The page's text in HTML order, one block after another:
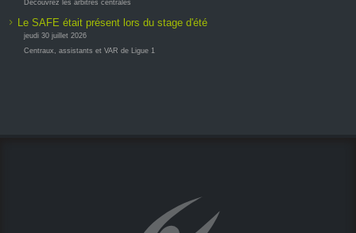
Découvrez les arbitres centrales
Le SAFE était présent lors du stage d'été
jeudi 30 juillet 2026
Centraux, assistants et VAR de Ligue 1